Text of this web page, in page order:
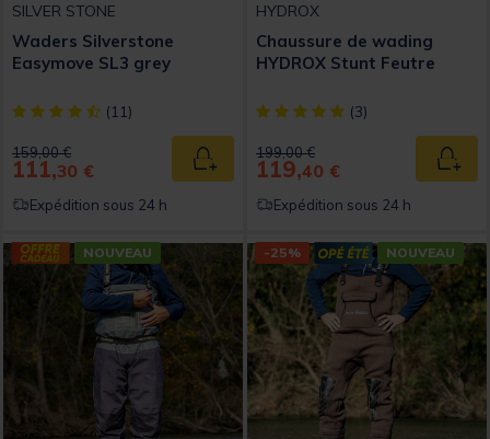
SILVER STONE
Waders Silverstone
Easymove SL3 grey
[object Object] out of 5 Customer Rating
(11)
Price reduced from
159,00 €to
111,30 € Ajouter au panier
Expédition sous 24 h
HYDROX
Chaussure de wading
HYDROX Stunt Feutre
[object Object] out of 5
(3)
Price reduced from
199,00 €to
119,40 €
Expédition sous 24 h
NOUVEAU -25% NOUVEAU